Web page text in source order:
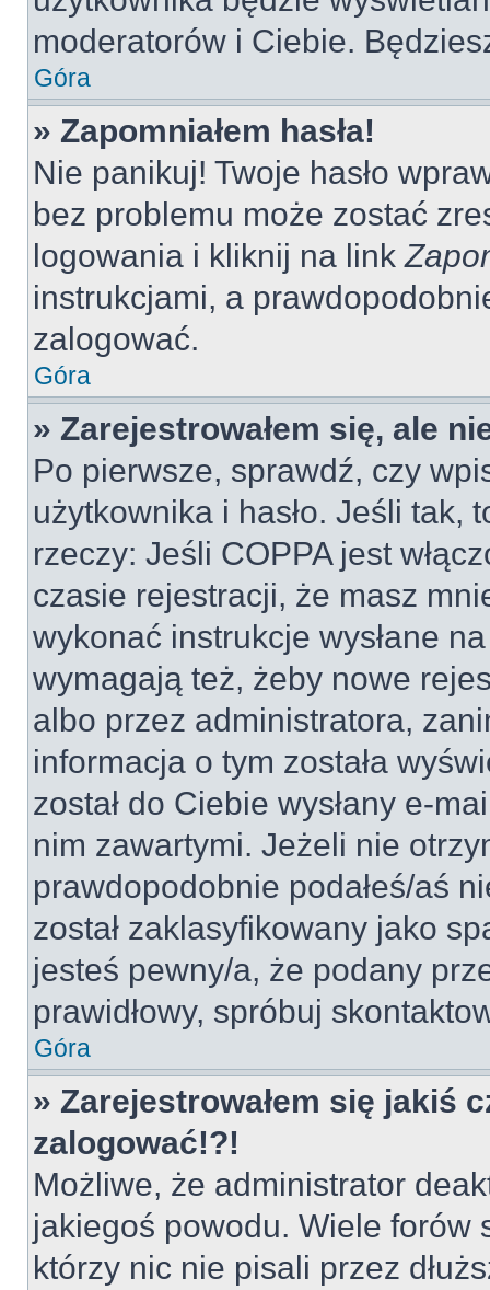
moderatorów i Ciebie.
Góra
» Zapomniałem hasła!
Nie panikuj! Twoje hasło
bez problemu może zostać
logowania i kliknij na link
instrukcjami, a
zalogować.
Góra
» Zarejestrowałem się, ale
Po pierwsze, sprawdź, czy
użytkownika i hasło. Jeśli tak,
rzeczy: Jeśli COPPA jest
czasie rejestracji, że masz
wykonać instrukcje wysłane
wymagają też, żeby nowe
albo przez administratora,
informacja o tym została
został do Ciebie wysłany e-
nim zawartymi. Jeżeli nie
prawdopodobnie podałeś/aś
został zaklasyfikowany jako
jesteś pewny/a, że podany
prawidłowy, spróbuj
Góra
» Zarejestrowałem się jakiś
zalogować!?!
Możliwe, że administrator
jakiegoś powodu. Wiele forów
którzy nic nie pisali przez